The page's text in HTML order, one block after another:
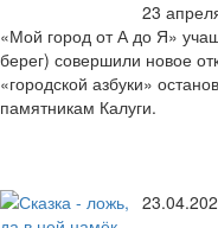
23
«Мой город от А до Я»
берег) совершили новое
«городской азбуки»
памятникам Калуги.